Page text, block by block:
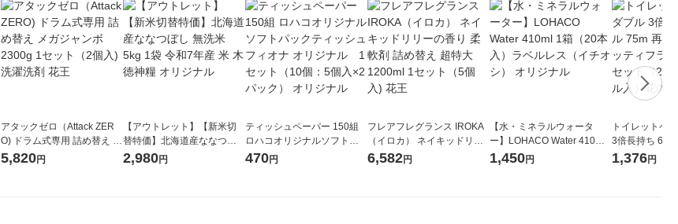
アタックゼロ（Attack ZER
O) ドラム式専用 詰め替え メ
ガジャンボ 2300g 1セット
5,820円
【アウトレット】【新米切
替特価】北海道産ななつぼ
し 無洗米 5kg 1袋 令和7年産
2,980円
ティッシュペーパー 150組
ロハコオリジナルソフトパ
ックティッシュ フィオナ オ
470円
フレアフレグランス IROKA
（イロカ） ネイキッドリリ
ーの香り 柔軟剤 詰め替え 超
6,582円
【水・ミネラルウォータ
ー】LOHACO Water 410ml
1箱（20本入）ラベルレス
1,450円
トイレットペ
3倍長持ち 6ロール
紙配合 スコッ
1,376円